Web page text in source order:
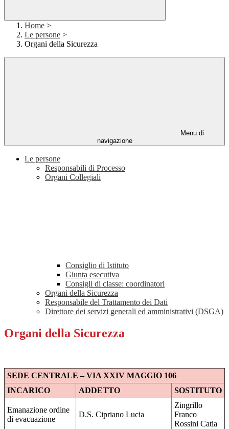
Home >
Le persone >
Organi della Sicurezza
Menu di
navigazione
Le persone
Responsabili di Processo
Organi Collegiali
Consiglio di Istituto
Giunta esecutiva
Consigli di classe: coordinatori
Organi della Sicurezza
Responsabile del Trattamento dei Dati
Direttore dei servizi generali ed amministrativi (DSGA)
Organi della Sicurezza
SEDE CENTRALE – VIA XXIV MAGGIO 106
INCARICO
ADDETTO SOSTITUTO
Emanazione ordine
di evacuazione
D.S. Cipriano Lucia
Zingrillo
Franco
Rossini Catia